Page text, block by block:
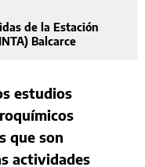
de la Estación
Balcarce
estudios
que son
actividades